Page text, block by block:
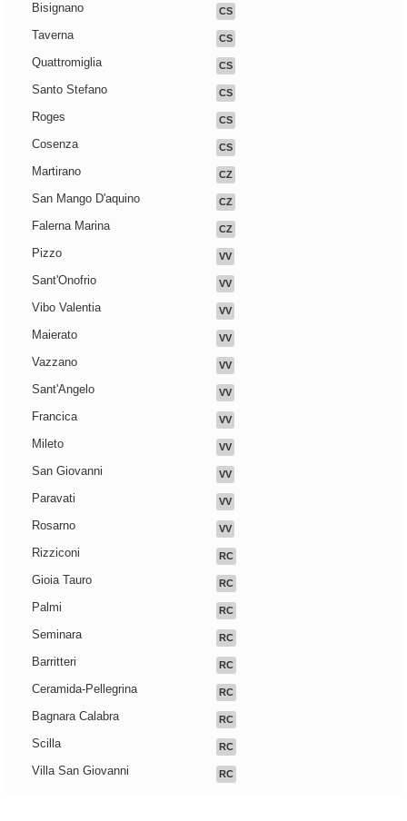
Bisignano CS
Taverna CS
Quattromiglia CS
Santo Stefano CS
Roges CS
Cosenza CS
Martirano CZ
San Mango D'aquino CZ
Falerna Marina CZ
Pizzo VV
Sant'Onofrio VV
Vibo Valentia VV
Maierato VV
Vazzano VV
Sant'Angelo VV
Francica VV
Mileto VV
San Giovanni VV
Paravati VV
Rosarno VV
Rizziconi RC
Gioia Tauro RC
Palmi RC
Seminara RC
Barritteri RC
Ceramida-Pellegrina RC
Bagnara Calabra RC
Scilla RC
Villa San Giovanni RC